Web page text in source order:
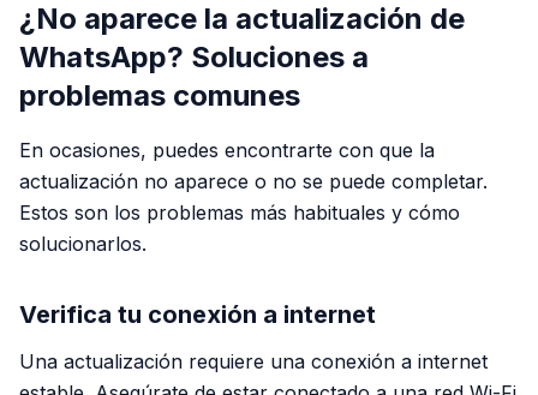
¿No aparece la actualización de
WhatsApp? Soluciones a
problemas comunes
En ocasiones, puedes encontrarte con que la
actualización no aparece o no se puede completar.
Estos son los problemas más habituales y cómo
solucionarlos.
Verifica tu conexión a internet
Una actualización requiere una conexión a internet